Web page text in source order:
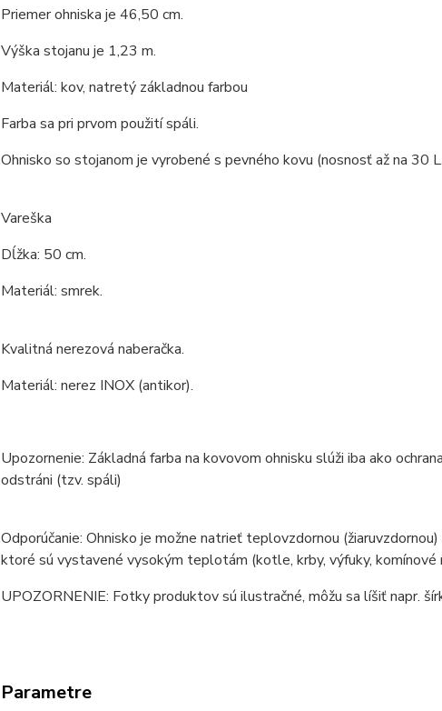
Priemer ohniska je 46,50 cm.
Výška stojanu je 1,23 m.
Materiál: kov, natretý základnou farbou
Farba sa pri prvom použití spáli.
Ohnisko so stojanom je vyrobené s pevného kovu (nosnosť až na 30
Vareška
Dĺžka: 50 cm.
Materiál: smrek.
Kvalitná nerezová naberačka.
Materiál: nerez INOX (antikor).
Upozornenie: Základná farba na kovovom ohnisku slúži iba ako
odstráni (tzv. spáli)
Odporúčanie: Ohnisko je možne natrieť teplovzdornou
ktoré sú vystavené vysokým teplotám (kotle, krby, výfuky, komínové
UPOZORNENIE: Fotky produktov sú ilustračné, môžu sa líšiť napr.
Parametre